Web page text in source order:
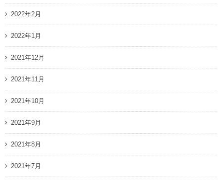
2022年2月
2022年1月
2021年12月
2021年11月
2021年10月
2021年9月
2021年8月
2021年7月